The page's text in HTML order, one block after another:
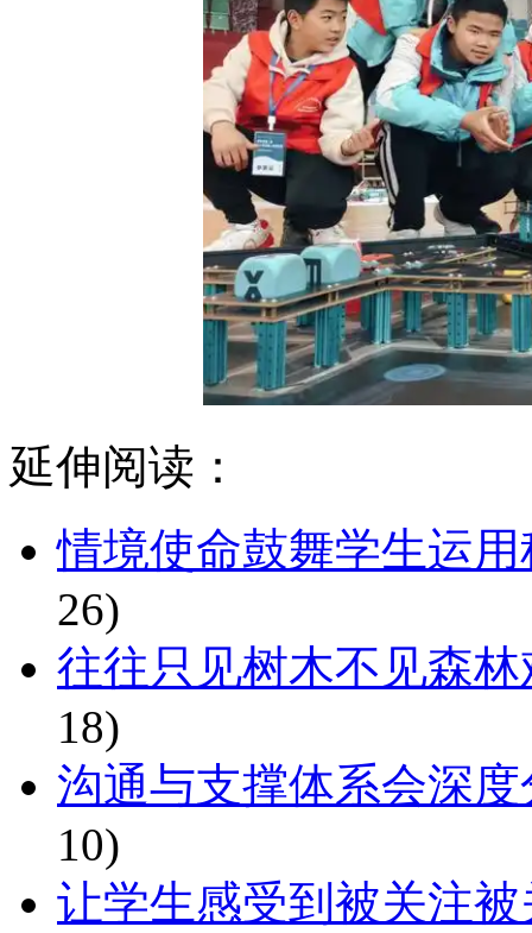
延伸阅读：
情境使命鼓舞学生运
26)
往往只见树木不见森
18)
沟通与支撑体系会深
10)
让学生感受到被关注